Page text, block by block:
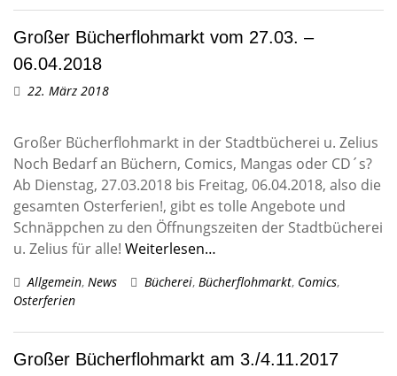
Großer Bücherflohmarkt vom 27.03. –
06.04.2018
22. März 2018
Großer Bücherflohmarkt in der Stadtbücherei u. Zelius
Noch Bedarf an Büchern, Comics, Mangas oder CD´s?
Ab Dienstag, 27.03.2018 bis Freitag, 06.04.2018, also die
gesamten Osterferien!, gibt es tolle Angebote und
Schnäppchen zu den Öffnungszeiten der Stadtbücherei
u. Zelius für alle! Weiterlesen…
Allgemein, News Bücherei, Bücherflohmarkt, Comics,
Osterferien
Großer Bücherflohmarkt am 3./4.11.2017